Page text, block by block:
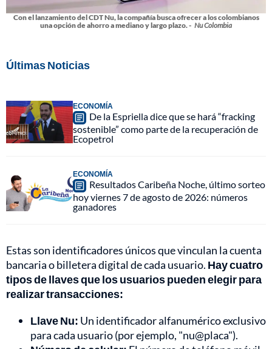
Con el lanzamiento del CDT Nu, la compañía busca ofrecer a los colombianos
una opción de ahorro a mediano y largo plazo. - Nu Colombia
Últimas Noticias
ECONOMÍA
De la Espriella dice que se hará “fracking
sostenible” como parte de la recuperación de
Ecopetrol
ECONOMÍA
Resultados Caribeña Noche, último sorteo
hoy viernes 7 de agosto de 2026: números
ganadores
Estas son identificadores únicos que vinculan la cuenta
bancaria o billetera digital de cada usuario. Hay cuatro
tipos de llaves que los usuarios pueden elegir para
realizar transacciones:
Llave Nu: Un identificador alfanumérico exclusivo
para cada usuario (por ejemplo, "nu@placa").